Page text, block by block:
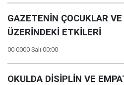
GAZETENİN ÇOCUKLAR VE
ÜZERİNDEKİ ETKİLERİ
00 0000 Salı 00:00
OKULDA DİSİPLİN VE